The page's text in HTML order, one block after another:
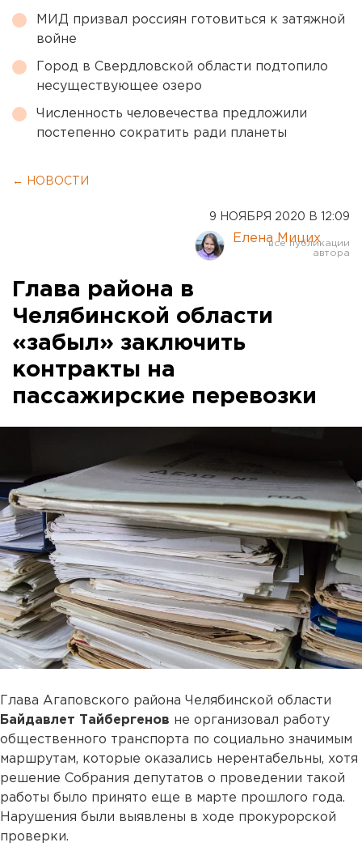
МИД призвал россиян готовиться к затяжной
войне
Город в Свердловской области подтопило
несуществующее озеро
Численность человечества предложили
постепенно сократить ради планеты
← НОВОСТИ
9 НОЯБРЯ 2020 В 12:09
Елена Мицих
Глава района в
Челябинской области
«забыл» заключить
контракты на
пассажирские перевозки
Глава Агаповского района Челябинской области
Байдавлет Тайбергенов не организовал работу
общественного транспорта по социально значимым
маршрутам, которые оказались нерентабельны, хотя
решение Собрания депутатов о проведении такой
работы было принято еще в марте прошлого года.
Нарушения были выявлены в ходе прокурорской
проверки.